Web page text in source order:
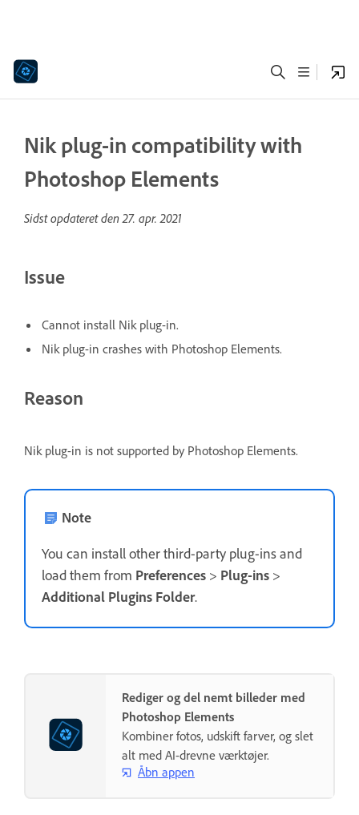
Nik plug-in compatibility with
Photoshop Elements
Sidst opdateret den27. apr. 2021
Issue
Cannot install Nik plug-in.
Nik plug-in crashes with Photoshop Elements.
Reason
Nik plug-in is not supported by Photoshop Elements.
Note
You can install other third-party plug-ins and
load them from Preferences > Plug-ins >
Additional Plugins Folder.
Rediger og del nemt billeder med
Photoshop Elements
Kombiner fotos, udskift farver, og slet
alt med AI-drevne værktøjer.
Åbn appen